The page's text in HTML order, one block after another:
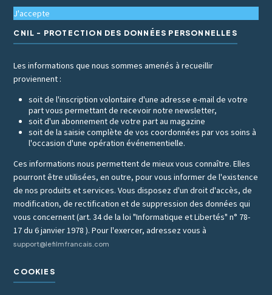
J'accepte
CNIL - PROTECTION DES DONNÉES PERSONNELLES
Les informations que nous sommes amenés à recueillir
proviennent :
soit de l'inscription volontaire d'une adresse e-mail de votre
part vous permettant de recevoir notre newsletter,
soit d'un abonnement de votre part au magazine
soit de la saisie complète de vos coordonnées par vos soins à
l'occasion d'une opération événementielle.
Ces informations nous permettent de mieux vous connaître. Elles
pourront être utilisées, en outre, pour vous informer de l'existence
de nos produits et services. Vous disposez d'un droit d'accès, de
modification, de rectification et de suppression des données qui
vous concernent (art. 34 de la loi "Informatique et Libertés" n° 78-
17 du 6 janvier 1978 ). Pour l'exercer, adressez vous à
support@lefilmfrancais.com
COOKIES